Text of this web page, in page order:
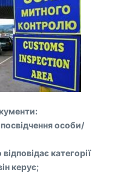
особи/
категорії
керує;